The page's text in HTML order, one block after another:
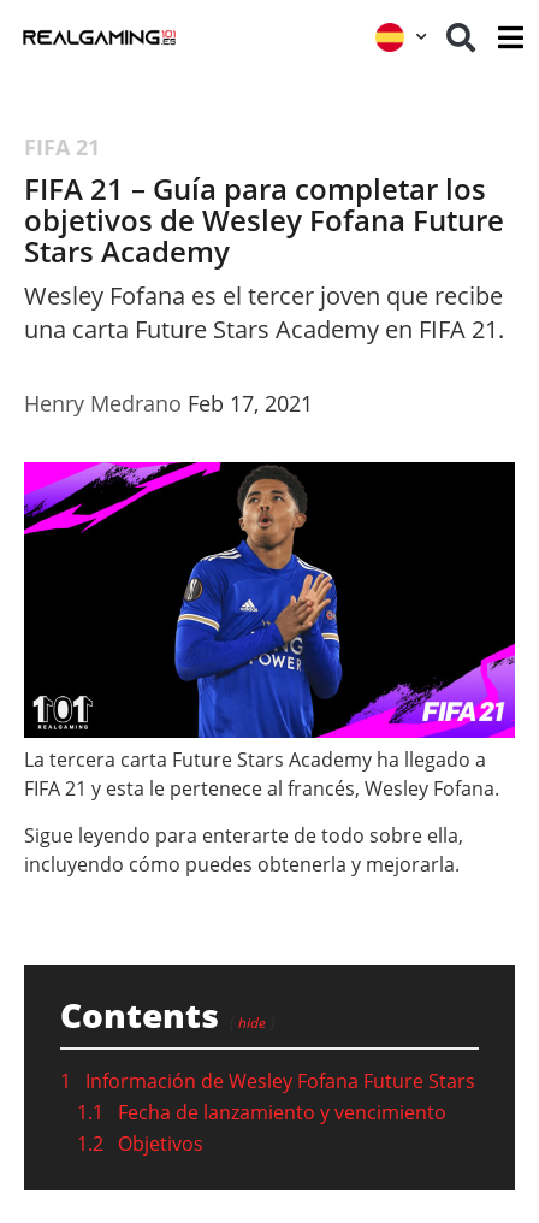
FIFA 21
FIFA 21 – Guía para completar los
objetivos de Wesley Fofana Future
Stars Academy
Wesley Fofana es el tercer joven que recibe
una carta Future Stars Academy en FIFA 21.
Henry Medrano Feb 17, 2021
La tercera carta Future Stars Academy ha llegado a
FIFA 21 y esta le pertenece al francés, Wesley Fofana.
Sigue leyendo para enterarte de todo sobre ella,
incluyendo cómo puedes obtenerla y mejorarla.
Contents hide
1
Información de Wesley Fofana Future Stars
1.1
Fecha de lanzamiento y vencimiento
1.2 Objetivos